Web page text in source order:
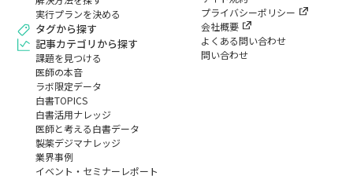
実行プランを決める
タグから探す
記事カテゴリから探す
課題を見つける
医師の本音
ラボ限定データ
白書TOPICS
白書活用ナレッジ
医師と考える白書データ
製薬デジマナレッジ
業界事例
イベント・セミナーレポート
プライバシーポリシー
会社概要
よくある問い合わせ
問い合わせ